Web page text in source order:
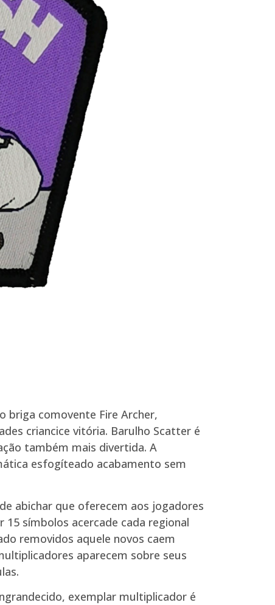
briga comovente Fire Archer,
criancice vitória. Barulho Scatter é
também mais divertida. A
esfogíteado acabamento sem
abichar que oferecem aos jogadores
símbolos acercade cada regional
removidos aquele novos caem
aparecem sobre seus
exemplar multiplicador é